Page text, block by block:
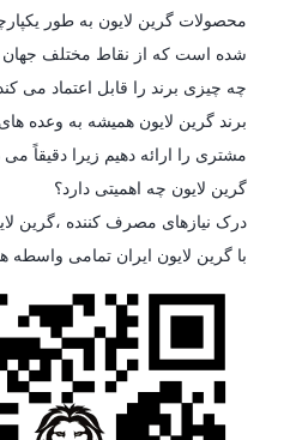
محصولات گرین لایون به طور
شده است که از نقاط مختلف
چه چیزی برند را قابل اعتماد می
برند گرین لایون همیشه به وعده
مشتری را ارائه دهیم زیرا دقیقاً
گرین لایون چه اهمیتی دارد؟
درک نیازهای مصرف کننده ،گرین
با گرین لایون ایران تمامی